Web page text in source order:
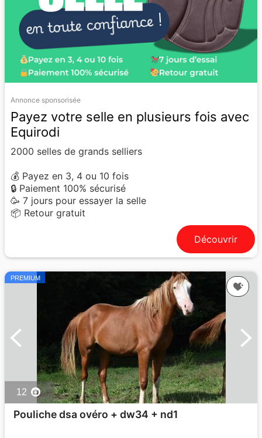
Annonce sponsorisée
Payez votre selle en plusieurs fois avec
Equirodi
2000 selles de grands selliers
💰 Payez en 3, 4 ou 10 fois
🔒 Paiement 100% sécurisé
🥳 7 jours pour essayer la selle
📦 Retour gratuit
Découvrir
PREMIUM
12
Pouliche dsa ovéro + dw34 + nd1